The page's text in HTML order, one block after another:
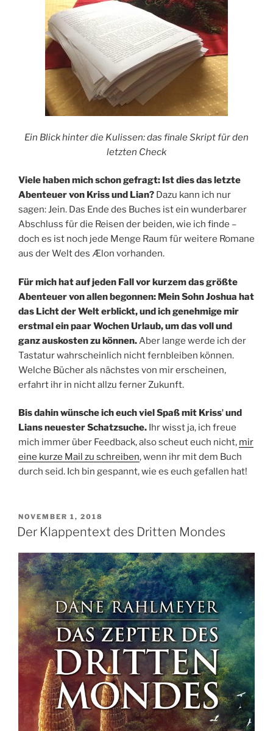
Ein Blick hinter die Kulissen: das finale Skript für den
letzten Check
Viele haben mich schon gefragt: Ist dies das letzte
Abenteuer von Kriss und Lian? Dazu kann ich nur
sagen: Jein. Das Ende des Buches ist ein wunderbarer
Abschluss für die Reisen der beiden, wie ich finde –
doch es ist noch jede Menge Raum für weitere Romane
aus der Welt des Ælon vorhanden.
Für mich hat auf jeden Fall vor kurzem das größte
Abenteuer von allen begonnen: Mein Sohn Joshua hat
das Licht der Welt erblickt, und ich genehmige mir
erstmal ein paar Wochen Urlaub, um das voll und
ganz auskosten zu können. Aber lange werde ich der
Tastatur wahrscheinlich nicht fernbleiben können.
Welche Bücher als nächstes von mir erscheinen,
erfahrt ihr in nicht allzu ferner Zukunft.
Bis dahin wünsche ich euch viel Spaß mit Krissʼ und
Lians neuester Schatzsuche. Ihr wisst ja, ich freue
mich immer über Feedback, also scheut euch nicht, mir
eine kurze Mail zu schreiben, wenn ihr mit dem Buch
durch seid. Ich bin gespannt, wie es euch gefallen hat!
VERÖFFENTLICHT
AM
NOVEMBER 1, 2018
Der Klappentext des Dritten Mondes